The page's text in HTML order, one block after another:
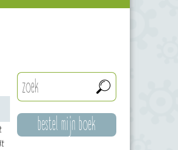
bestel mijn boek